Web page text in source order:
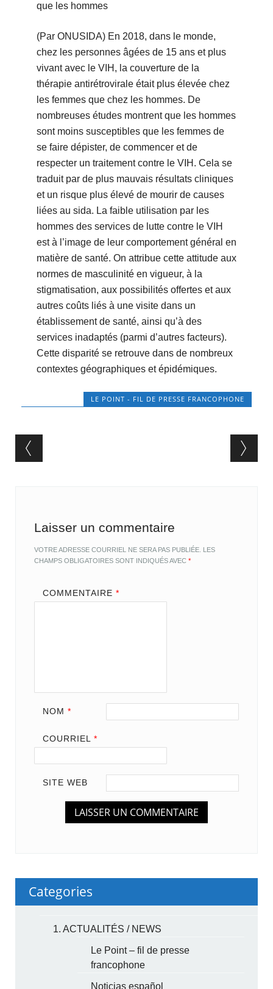
que les hommes
(Par ONUSIDA) En 2018, dans le monde,
chez les personnes âgées de 15 ans et plus
vivant avec le VIH, la couverture de la
thérapie antirétrovirale était plus élevée chez
les femmes que chez les hommes. De
nombreuses études montrent que les hommes
sont moins susceptibles que les femmes de
se faire dépister, de commencer et de
respecter un traitement contre le VIH. Cela se
traduit par de plus mauvais résultats cliniques
et un risque plus élevé de mourir de causes
liées au sida. La faible utilisation par les
hommes des services de lutte contre le VIH
est à l’image de leur comportement général en
matière de santé. On attribue cette attitude aux
normes de masculinité en vigueur, à la
stigmatisation, aux possibilités offertes et aux
autres coûts liés à une visite dans un
établissement de santé, ainsi qu’à des
services inadaptés (parmi d’autres facteurs).
Cette disparité se retrouve dans de nombreux
contextes géographiques et épidémiques.
LE POINT - FIL DE PRESSE FRANCOPHONE
Post navigation
Laisser un commentaire
VOTRE ADRESSE COURRIEL NE SERA PAS PUBLIÉE. LES
CHAMPS OBLIGATOIRES SONT INDIQUÉS AVEC*
COMMENTAIRE *
NOM *
COURRIEL *
SITE WEB
Categories
1. ACTUALITÉS / NEWS
Le Point – fil de presse
francophone
Noticias español